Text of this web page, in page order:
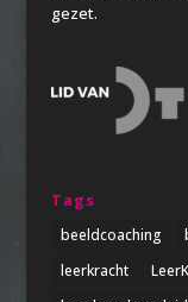
gezet.
Tags
beeldcoaching
leerkracht